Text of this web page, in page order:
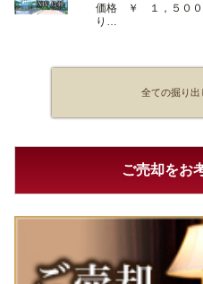
価格 ￥ １，５００
り…
全ての掘り出
ご売却をお